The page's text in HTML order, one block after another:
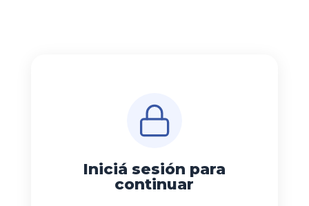
Iniciá sesión para
continuar